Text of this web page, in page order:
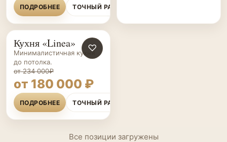
ПОДРОБНЕЕ ТОЧНЫЙ РАСЧЁТ
КУХНИ НА ЗАКАЗ ♡
Кухня «Linea»
Минималистичная кухня
до потолка.
от 234 000₽
от 180 000 ₽
ПОДРОБНЕЕ ТОЧНЫЙ РАСЧЁТ
Все позиции загружены